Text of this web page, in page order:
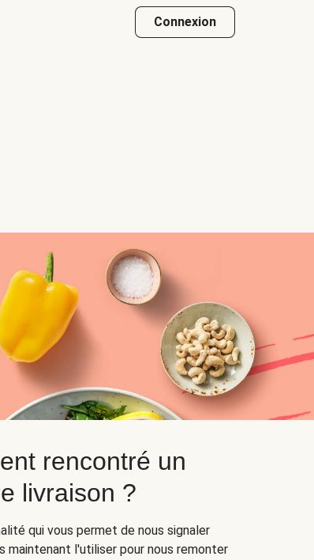
Connexion
rencontré un
livraison ?
qui vous permet de nous signaler
maintenant l'utiliser pour nous remonter